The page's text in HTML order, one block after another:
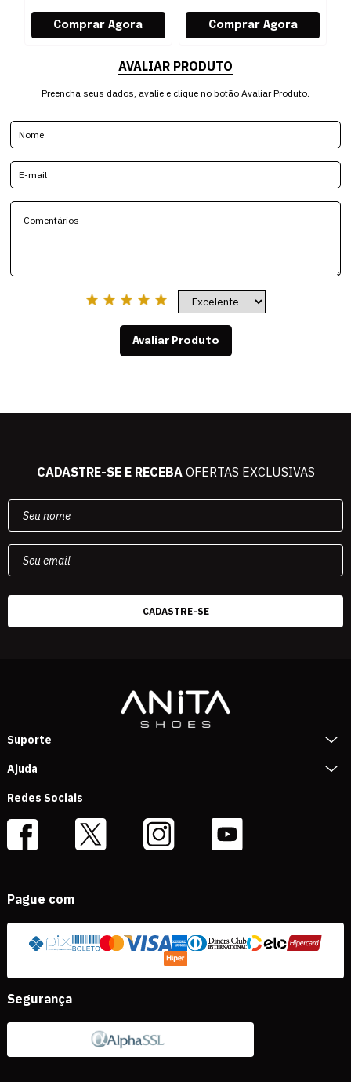
AVALIAR PRODUTO
Preencha seus dados, avalie e clique no botão Avaliar Produto.
Avaliar Produto
CADASTRE-SE E RECEBAOFERTAS EXCLUSIVAS
Suporte
Ajuda
Redes Sociais
Pague com
Segurança